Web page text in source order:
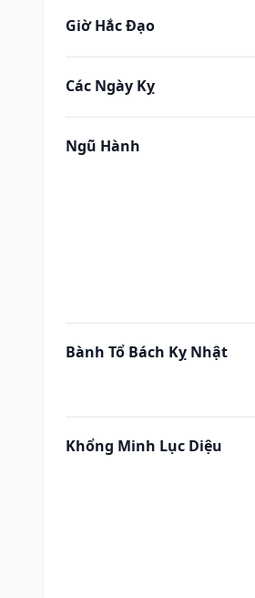
Giờ Hắc Đạo
Các Ngày Kỵ
Ngũ Hành
Bành Tổ Bách Kỵ Nhật
Khổng Minh Lục Diệu